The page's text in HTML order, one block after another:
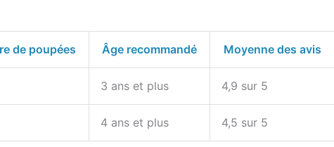
de poupées Âge recommandé Moyenne des avis
3 ans et plus 4,9 sur 5
4 ans et plus 4,5 sur 5